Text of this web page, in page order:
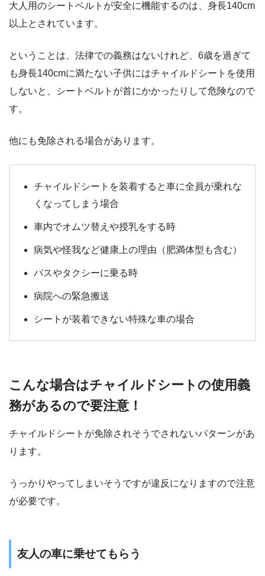
大人用のシートベルトが安全に機能するのは、 身長140cm
以上 とされています。
ということは、法律での義務はないけれど、6歳を過ぎて
も身長140cmに満たない子供にはチャイルドシートを使用
しないと、シートベルトが首にかかったりして危険なので
す。
他にも免除される場合があります。
チャイルドシートを装着すると車に全員が乗れな
くなってしまう場合
車内でオムツ替えや授乳をする時
病気や怪我など健康上の理由（肥満体型も含む）
バスやタクシーに乗る時
病院への緊急搬送
シートが装着できない特殊な車の場合
こんな場合はチャイルドシートの使用義
務があるので要注意！
チャイルドシートが免除されそうでされないパターンがあ
ります。
うっかりやってしまいそうですが違反になりますので注意
が必要です。
友人の車に乗せてもらう